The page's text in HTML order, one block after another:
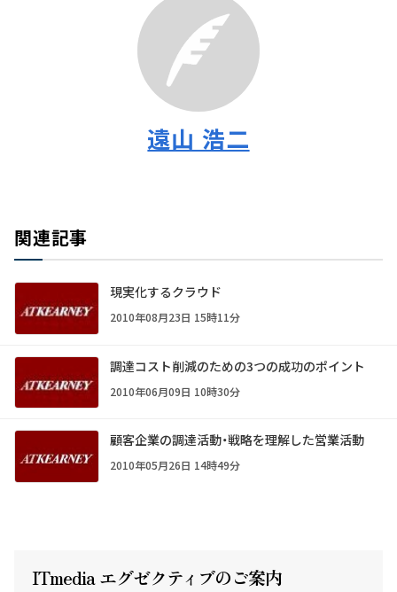
遠山 浩二
関連記事
現実化するクラウド
2010年08月23日 15時11分
調達コスト削減のための3つの成功のポイント
2010年06月09日 10時30分
顧客企業の調達活動・戦略を理解した営業活動
2010年05月26日 14時49分
ITmedia エグゼクティ ブのご案内